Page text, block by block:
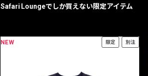
Safari Loungeでしか買えない限定アイテム
NEW 限定 別注